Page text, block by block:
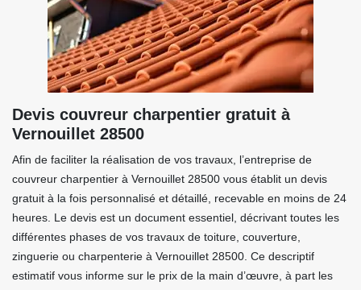
Devis couvreur charpentier gratuit à
Vernouillet 28500
Afin de faciliter la réalisation de vos travaux, l’entreprise de
couvreur charpentier à Vernouillet 28500 vous établit un devis
gratuit à la fois personnalisé et détaillé, recevable en moins de 24
heures. Le devis est un document essentiel, décrivant toutes les
différentes phases de vos travaux de toiture, couverture,
zinguerie ou charpenterie à Vernouillet 28500. Ce descriptif
estimatif vous informe sur le prix de la main d’œuvre, à part les